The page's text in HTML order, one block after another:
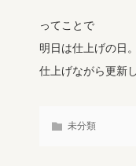
ってことで
明日は仕上げの日。
仕上げながら更新
未分類